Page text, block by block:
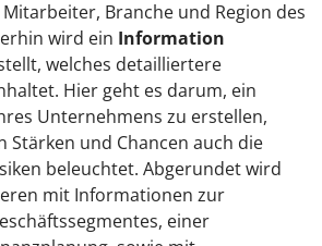
Branche und Region des
wird ein Information
welches detailliertere
Hier geht es darum, ein
Unternehmens zu erstellen,
Stärken und Chancen auch die
beleuchtet. Abgerundet wird
mit Informationen zur
einer